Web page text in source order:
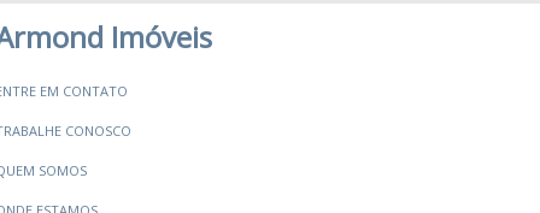
Imóveis
EM CONTATO
CONOSCO
SOMOS